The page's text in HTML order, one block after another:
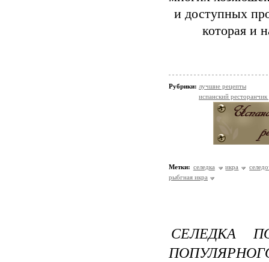
и доступных
которая и
Рубрики: лучшие рецепты
испанский
Метки: селедка икра
рыбгная икра
СЕЛЕДКА